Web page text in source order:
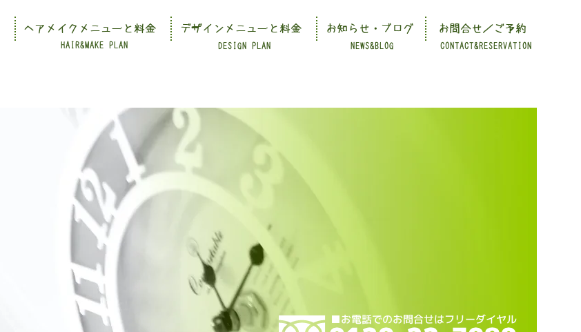
CONTACT&RESERVATION
HAIR&MAKE PLAN DESIGN PLAN NEWS&BLOG
ヘアメイクメニューと料金 デザインメニューと料金 お知らせ・ブログ お問合せ／ご予約